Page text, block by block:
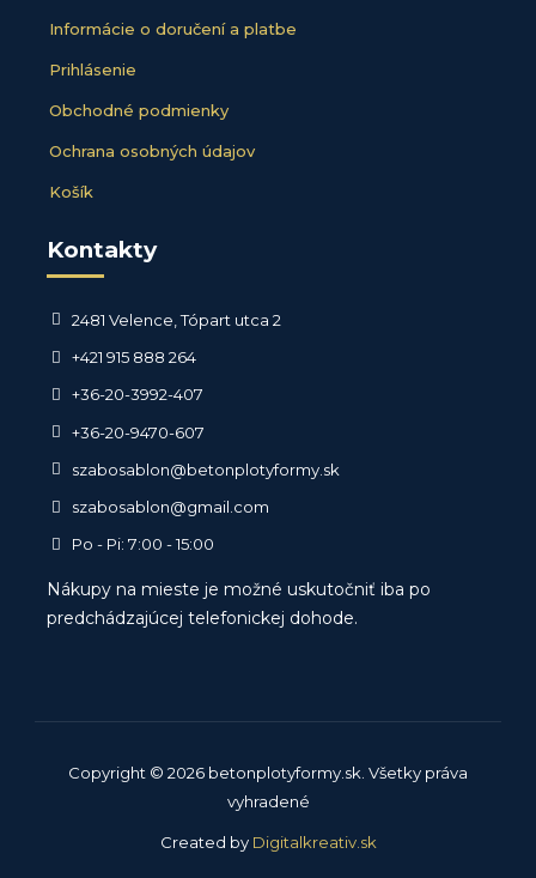
Informácie o doručení a platbe
Prihlásenie
Obchodné podmienky
Ochrana osobných údajov
Košík
Kontakty
2481 Velence, Tópart utca 2
+421 915 888 264
+36-20-3992-407
+36-20-9470-607
szabosablon@betonplotyformy.sk
szabosablon@gmail.com
Po - Pi: 7:00 - 15:00
Nákupy na mieste je možné uskutočniť iba po
predchádzajúcej telefonickej dohode.
Copyright © 2026 betonplotyformy.sk. Všetky práva
vyhradené
Created by Digitalkreativ.sk